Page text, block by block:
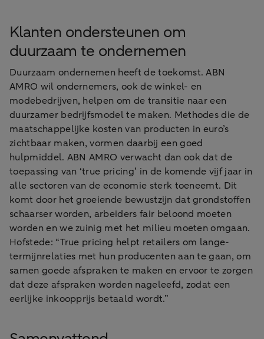
Klanten ondersteunen om
duurzaam te ondernemen
Duurzaam ondernemen heeft de toekomst. ABN
AMRO wil ondernemers, ook de winkel- en
modebedrijven, helpen om de transitie naar een
duurzamer bedrijfsmodel te maken. Methodes die de
maatschappelijke kosten van producten in euro’s
zichtbaar maken, vormen daarbij een goed
hulpmiddel. ABN AMRO verwacht dan ook dat de
toepassing van ‘true pricing’ in de komende vijf jaar in
alle sectoren van de economie sterk toeneemt. Dit
komt door het groeiende bewustzijn dat grondstoffen
schaarser worden, arbeiders fair beloond moeten
worden en we zuinig met het milieu moeten omgaan.
Hofstede: “True pricing helpt retailers om lange-
termijnrelaties met hun producenten aan te gaan, om
samen goede afspraken te maken en ervoor te zorgen
dat deze afspraken worden nageleefd, zodat een
eerlijke inkoopprijs betaald wordt.”